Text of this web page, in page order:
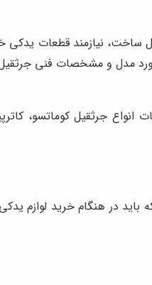
ساخت، نیازمند قطعات
مورد مدل و مشخصات فنی
جرثقیل کوماتسو،
در هنگام خرید لوازم